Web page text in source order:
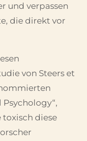
und verpassen
die direkt vor
von Steers et
toxisch diese